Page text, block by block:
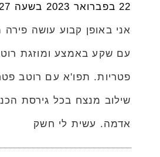
22 בפברואר 2023 בשעה 8:27
אני באופן קבוע עושה
עם שקע באמצע ומוזגת
פטריות. תפו'א עם רוטב
שילוב מנצח בכל גירסת
אדמה. עשית לי חשק